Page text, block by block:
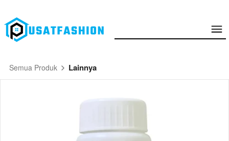
Semua Produk Lainnya